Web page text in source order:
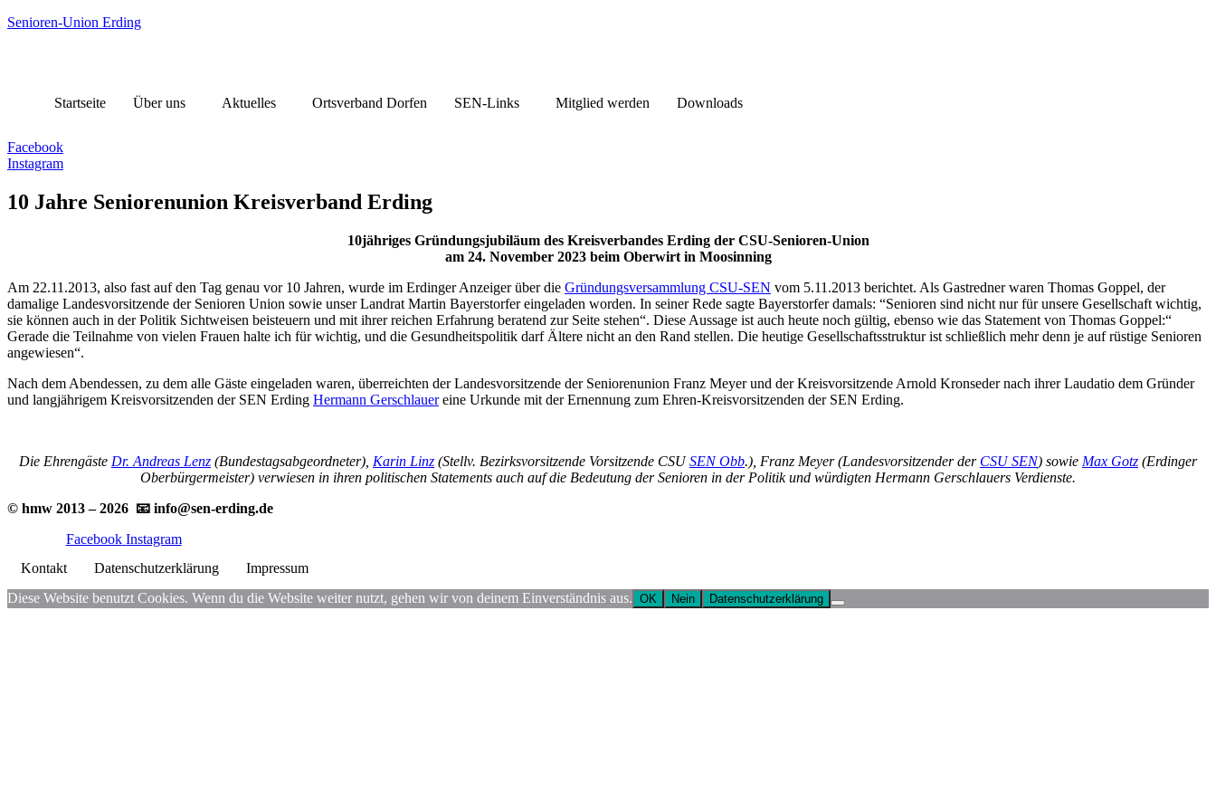
Senioren-Union Erding
Startseite Über uns Aktuelles Ortsverband Dorfen SEN-Links Mitglied werden Downloads
Facebook
Instagram
10 Jahre Seniorenunion Kreisverband Erding
10jähriges Gründungsjubiläum des Kreisverbandes Erding der CSU-Senioren-Union
am 24. November 2023 beim Oberwirt in Moosinning
Am 22.11.2013, also fast auf den Tag genau vor 10 Jahren, wurde im Erdinger Anzeiger über die Gründungsversammlung CSU-SEN vom 5.11.2013 berichtet. Als Gastredner waren Thomas Goppel, der
damalige Landesvorsitzende der Senioren Union sowie unser Landrat Martin Bayerstorfer eingeladen worden. In seiner Rede sagte Bayerstorfer damals: “Senioren sind nicht nur für unsere Gesellschaft wichtig,
sie können auch in der Politik Sichtweisen beisteuern und mit ihrer reichen Erfahrung beratend zur Seite stehen“. Diese Aussage ist auch heute noch gültig, ebenso wie das Statement von Thomas Goppel:“
Gerade die Teilnahme von vielen Frauen halte ich für wichtig, und die Gesundheitspolitik darf Ältere nicht an den Rand stellen. Die heutige Gesellschaftsstruktur ist schließlich mehr denn je auf rüstige Senioren
angewiesen“.
Nach dem Abendessen, zu dem alle Gäste eingeladen waren, überreichten der Landesvorsitzende der Seniorenunion Franz Meyer und der Kreisvorsitzende Arnold Kronseder nach ihrer Laudatio dem Gründer
und langjährigem Kreisvorsitzenden der SEN Erding Hermann Gerschlauereine Urkunde mit der Ernennung zum Ehren-Kreisvorsitzenden der SEN Erding.
Die Ehrengäste Dr. Andreas Lenz (Bundestagsabgeordneter), Karin Linz (Stellv. Bezirksvorsitzende Vorsitzende CSUSEN Obb.), Franz Meyer (Landesvorsitzender der CSU SEN) sowie Max Gotz (Erdinger
Oberbürgermeister) verwiesen in ihren politischen Statements auch auf die Bedeutung der Senioren in der Politik und würdigten Hermann Gerschlauers Verdienste.
© hmw 2013 – 2026 📧 info@sen-erding.de
Facebook Instagram
Kontakt
Datenschutzerklärung
Impressum
Diese Website benutzt Cookies. Wenn du die Website weiter nutzt, gehen wir von deinem Einverständnis aus. OK Nein Datenschutzerklärung